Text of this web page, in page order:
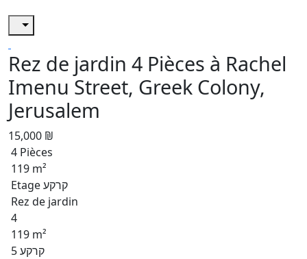
Rez de jardin 4 Pièces à Rachel
Imenu Street, Greek Colony,
Jerusalem
15,000 ₪
4 Pièces
119 m²
Etage קרקע
Rez de jardin
4
119 m²
קרקע 5